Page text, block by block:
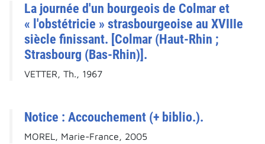
La journée d'un bourgeois de Colmar et
« l'obstétricie » strasbourgeoise au XVIIIe
siècle finissant. [Colmar (Haut-Rhin ;
Strasbourg (Bas-Rhin)].
VETTER, Th., 1967
Notice : Accouchement (+ biblio.).
MOREL, Marie-France, 2005